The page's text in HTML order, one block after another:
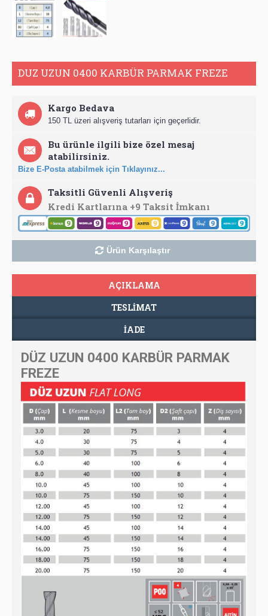
DUZ UZUN 0400 KARBÜR PARMAK FREZE
Kargo Bedava
150 TL üzeri alışveriş tutarları için geçerlidir.
Bu ürünle ilgili bize özel mesaj
atabilirsiniz.
Bize E-Posta atabilmek için Tıklayınız...
Taksitli Güvenli Alışveriş
Kredi Kartlarına +9 Taksit İmkanı
Ürün Karşılaştır
AÇIKLAMA
TESLIMAT
İADE
DÜZ UZUN 0400 KARBÜR PARMAK
FREZE